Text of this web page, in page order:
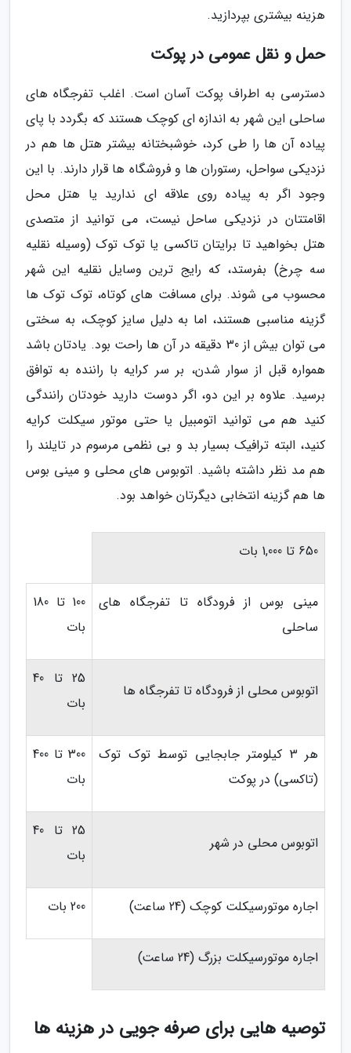
هزینه بیشتری بپردازید.
حمل و نقل عمومی در پوکت
دسترسی به اطراف پوکت آسان است. اغلب تفرجگاه های
ساحلی این شهر به اندازه ای کوچک هستند که بگردد با پای
پیاده آن ها را طی کرد، خوشبختانه بیشتر هتل ها هم در
نزدیکی سواحل، رستوران ها و فروشگاه ها قرار دارند. با این
وجود اگر به پیاده روی علاقه ای ندارید یا هتل محل
اقامتتان در نزدیکی ساحل نیست، می توانید از متصدی
هتل بخواهید تا برایتان تاکسی یا توک توک (وسیله نقلیه
سه چرخ) بفرستد، که رایج ترین وسایل نقلیه این شهر
محسوب می شوند. برای مسافت های کوتاه، توک توک ها
گزینه مناسبی هستند، اما به دلیل سایز کوچک، به سختی
می توان بیش از 30 دقیقه در آن ها راحت بود. یادتان باشد
همواره قبل از سوار شدن، بر سر کرایه با راننده به توافق
برسید. علاوه بر این دو، اگر دوست دارید خودتان رانندگی
کنید هم می توانید اتومبیل یا حتی موتور سیکلت کرایه
کنید، البته ترافیک بسیار بد و بی نظمی مرسوم در تایلند را
هم مد نظر داشته باشید. اتوبوس های محلی و مینی بوس
ها هم گزینه انتخابی دیگرتان خواهد بود.
650 تا 1,000 بات
مینی بوس از فرودگاه تا تفرجگاه های
ساحلی
100 تا 180
بات
اتوبوس محلی از فرودگاه تا تفرجگاه ها
25 تا 40
بات
هر 3 کیلومتر جابجایی توسط توک توک
(تاکسی) در پوکت
300 تا 400
بات
اتوبوس محلی در شهر
25 تا 40
بات
اجاره موتورسیکلت کوچک (24 ساعت) 200 بات
اجاره موتورسیکلت بزرگ (24 ساعت)
توصیه هایی برای صرفه جویی در هزینه ها